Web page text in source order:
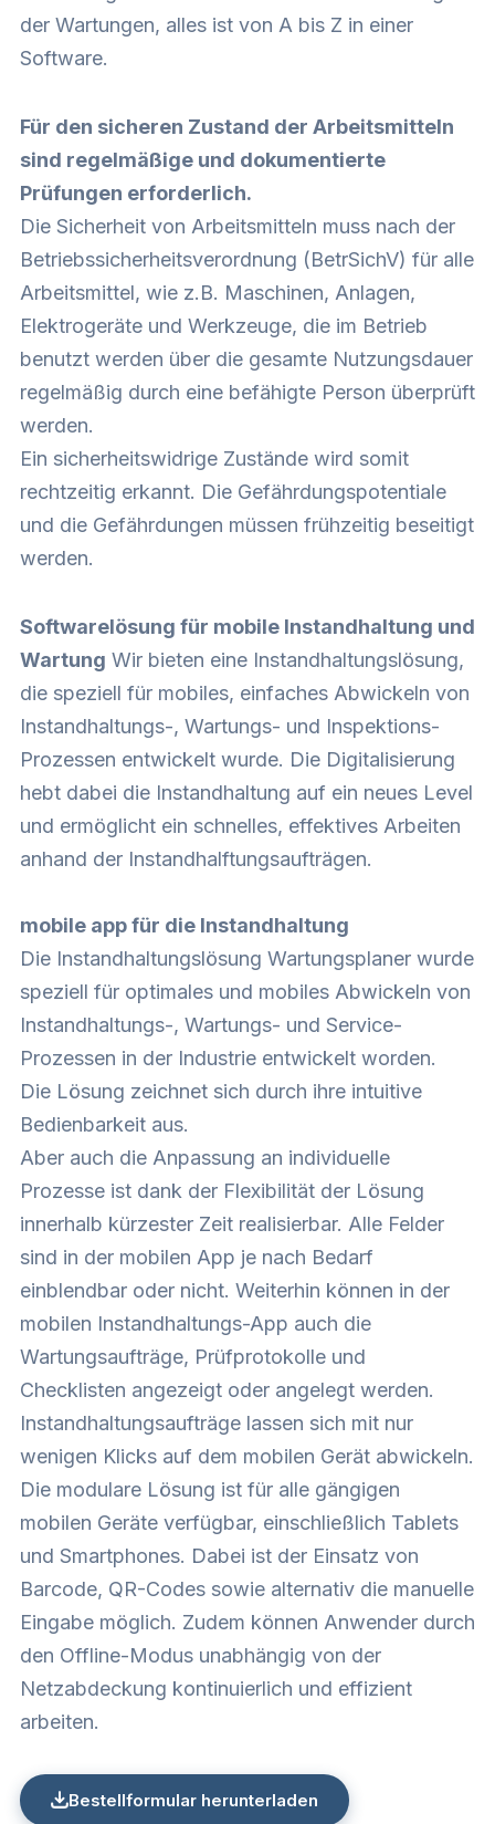
der Wartungen, alles ist von A bis Z in einer
Software.
Für den sicheren Zustand der Arbeitsmitteln
sind regelmäßige und dokumentierte
Prüfungen erforderlich.
Die Sicherheit von Arbeitsmitteln muss nach der
Betriebssicherheitsverordnung (BetrSichV) für alle
Arbeitsmittel, wie z.B. Maschinen, Anlagen,
Elektrogeräte und Werkzeuge, die im Betrieb
benutzt werden über die gesamte Nutzungsdauer
regelmäßig durch eine befähigte Person überprüft
werden.
Ein sicherheitswidrige Zustände wird somit
rechtzeitig erkannt. Die Gefährdungspotentiale
und die Gefährdungen müssen frühzeitig beseitigt
werden.
Softwarelösung für mobile Instandhaltung und
Wartung Wir bieten eine Instandhaltungslösung,
die speziell für mobiles, einfaches Abwickeln von
Instandhaltungs-, Wartungs- und Inspektions-
Prozessen entwickelt wurde. Die Digitalisierung
hebt dabei die Instandhaltung auf ein neues Level
und ermöglicht ein schnelles, effektives Arbeiten
anhand der Instandhalftungsaufträgen.
mobile app für die Instandhaltung
Die Instandhaltungslösung Wartungsplaner wurde
speziell für optimales und mobiles Abwickeln von
Instandhaltungs-, Wartungs- und Service-
Prozessen in der Industrie entwickelt worden.
Die Lösung zeichnet sich durch ihre intuitive
Bedienbarkeit aus.
Aber auch die Anpassung an individuelle
Prozesse ist dank der Flexibilität der Lösung
innerhalb kürzester Zeit realisierbar. Alle Felder
sind in der mobilen App je nach Bedarf
einblendbar oder nicht. Weiterhin können in der
mobilen Instandhaltungs-App auch die
Wartungsaufträge, Prüfprotokolle und
Checklisten angezeigt oder angelegt werden.
Instandhaltungsaufträge lassen sich mit nur
wenigen Klicks auf dem mobilen Gerät abwickeln.
Die modulare Lösung ist für alle gängigen
mobilen Geräte verfügbar, einschließlich Tablets
und Smartphones. Dabei ist der Einsatz von
Barcode, QR-Codes sowie alternativ die manuelle
Eingabe möglich. Zudem können Anwender durch
den Offline-Modus unabhängig von der
Netzabdeckung kontinuierlich und effizient
arbeiten.
Bestellformular herunterladen